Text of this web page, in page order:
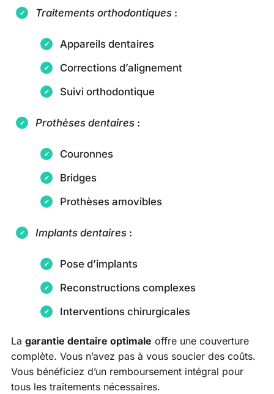
Traitements orthodontiques :
Appareils dentaires
Corrections d’alignement
Suivi orthodontique
Prothèses dentaires :
Couronnes
Bridges
Prothèses amovibles
Implants dentaires :
Pose d’implants
Reconstructions complexes
Interventions chirurgicales
La garantie dentaire optimale offre une couverture
complète. Vous n’avez pas à vous soucier des coûts.
Vous bénéficiez d’un remboursement intégral pour
tous les traitements nécessaires.